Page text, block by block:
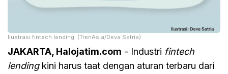
Ilustrasi fintech lending. (TrenAsia/Deva Satria)
JAKARTA, Halojatim.com - Industri fintech
lending kini harus taat dengan aturan terbaru dari